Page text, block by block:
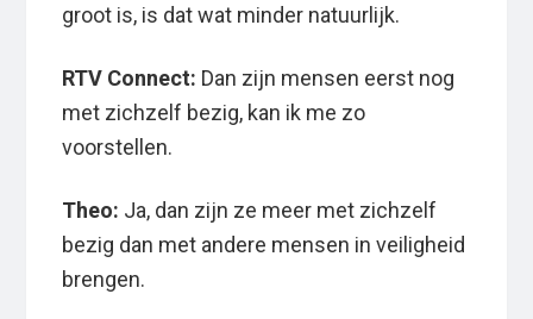
groot is, is dat wat minder natuurlijk.
RTV Connect: Dan zijn mensen eerst nog
met zichzelf bezig, kan ik me zo
voorstellen.
Theo: Ja, dan zijn ze meer met zichzelf
bezig dan met andere mensen in veiligheid
brengen.